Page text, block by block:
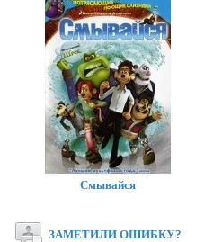
Смывайся
ЗАМЕТИЛИ ОШИБКУ?